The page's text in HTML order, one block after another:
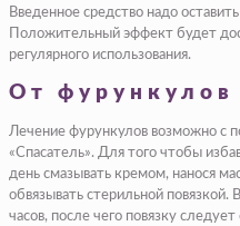
Введенное средство надо
Положительный эффект будет
регулярного использования.
От фурункулов
Лечение фурункулов возможно с
«Спасатель». Для того чтобы
день смазывать кремом, нанося
обвязывать стерильной
часов, после чего повязку